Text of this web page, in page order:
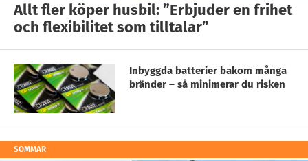
Allt fler köper husbil: ”Erbjuder en frihet
och flexibilitet som tilltalar”
Inbyggda batterier bakom många
bränder – så minimerar du risken
SOMMAR